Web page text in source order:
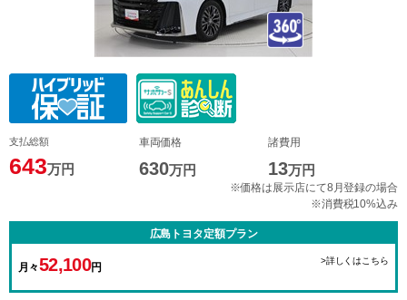
支払総額
643万円
車両価格
630万円
諸費用
13万円
※価格は展示店にて8月登録の場合
※消費税10%込み
広島トヨタ定額プラン
月々52,100円
>詳しくはこちら